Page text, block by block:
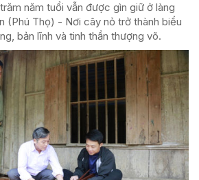
năm tuổi vẫn được gìn giữ ở làng
(Phú Thọ) - Nơi cây nỏ trở thành biểu
bản lĩnh và tinh thần thượng võ.